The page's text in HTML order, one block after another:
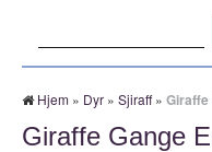
Hjem » Dyr » Sjiraff» Giraffe
Giraffe Gange